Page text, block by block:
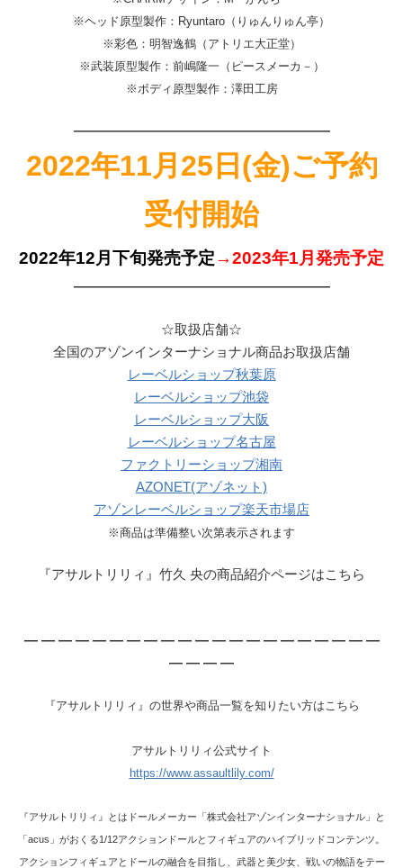
※ヘッド原型製作：Ryuntaro（りゅんりゅん亭）
※彩色：明智逸鶴（アトリエ大正堂）
※武装原型製作：前嶋隆一（ピースメーカ－）
※ボディ原型製作：澤田工房
———————————————————
2022年11月25日(金)ご予約
受付開始
2022年12月下旬発売予定→2023年1月発売予定
———————————————————
☆取扱店舗☆
全国のアゾンインターナショナル商品お取扱店舗
レーベルショップ秋葉原
レーベルショップ池袋
レーベルショップ大阪
レーベルショップ名古屋
ファクトリーショップ湘南
AZONET(アゾネット)
アゾンレーベルショップ楽天市場店
※商品は準備整い次第表示されます
『アサルトリリィ』竹久 央の商品紹介ページはこちら
— — — — — — — — — — — — — — — — — — — — —
— — — —
『アサルトリリィ』の世界や商品一覧を知りたい方はこちら
アサルトリリィ公式サイト
https://www.assaultlily.com/
『アサルトリリィ』とはドールメーカー「株式会社アゾンインターナショナル」と
「acus」がおくる1/12アクションドールとフィギュアのハイブリッドコンテンツ。
アクションフィギュアとドールの融合を目指し、武器と美少女、戦いの物語をテー